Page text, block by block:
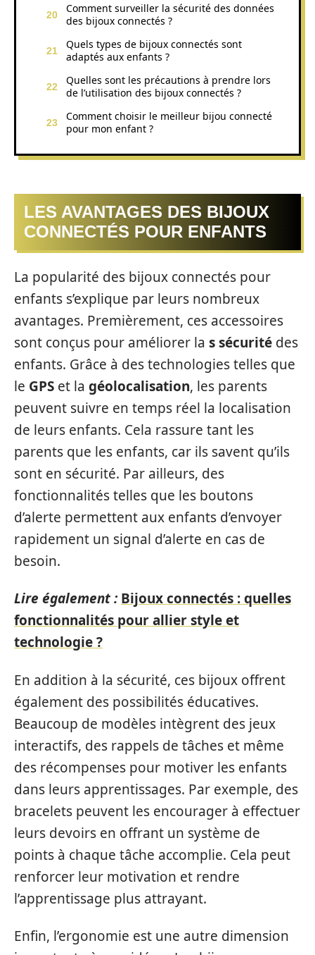
Comment surveiller la sécurité des données
des bijoux connectés ?
Quels types de bijoux connectés sont
adaptés aux enfants ?
Quelles sont les précautions à prendre lors
de l’utilisation des bijoux connectés ?
Comment choisir le meilleur bijou connecté
pour mon enfant ?
LES AVANTAGES DES BIJOUX
CONNECTÉS POUR ENFANTS
La popularité des bijoux connectés pour
enfants s’explique par leurs nombreux
avantages. Premièrement, ces accessoires
sont conçus pour améliorer la s sécurité des
enfants. Grâce à des technologies telles que
le GPS et la géolocalisation, les parents
peuvent suivre en temps réel la localisation
de leurs enfants. Cela rassure tant les
parents que les enfants, car ils savent qu’ils
sont en sécurité. Par ailleurs, des
fonctionnalités telles que les boutons
d’alerte permettent aux enfants d’envoyer
rapidement un signal d’alerte en cas de
besoin.
Lire également : Bijoux connectés : quelles
fonctionnalités pour allier style et
technologie ?
En addition à la sécurité, ces bijoux offrent
également des possibilités éducatives.
Beaucoup de modèles intègrent des jeux
interactifs, des rappels de tâches et même
des récompenses pour motiver les enfants
dans leurs apprentissages. Par exemple, des
bracelets peuvent les encourager à effectuer
leurs devoirs en offrant un système de
points à chaque tâche accomplie. Cela peut
renforcer leur motivation et rendre
l’apprentissage plus attrayant.
Enfin, l’ergonomie est une autre dimension